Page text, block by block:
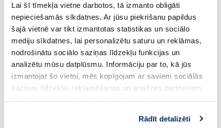
Lai šī tīmekļa vietne darbotos, tā izmanto obligāti
nepieciešamās sīkdatnes. Ar jūsu piekrišanu papildus
šajā vietnē var tikt izmantotas statistikas un sociālo
mediju sīkdatnes, lai personalizētu saturu un reklāmas,
nodrošinātu sociālo saziņas līdzekļu funkcijas un
analizētu mūsu datplūsmu. Informāciju par to, kā jūs
izmantojat šo vietni, mēs kopīgojam ar saviem sociālās
saziņas līdzekļu, reklamēšanas un analīzes partneriem,
pakalpojumus. Ja piekrītat šo papildu sīkdatņu
Rādīt detalizēti
⭐ Augsti novērtēti kategorijā